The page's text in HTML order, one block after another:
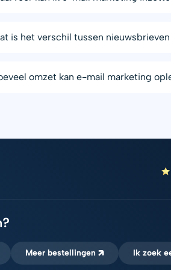
is het verschil tussen
omzet kan e-mail marketing
Meer bestellingen Ik zoek